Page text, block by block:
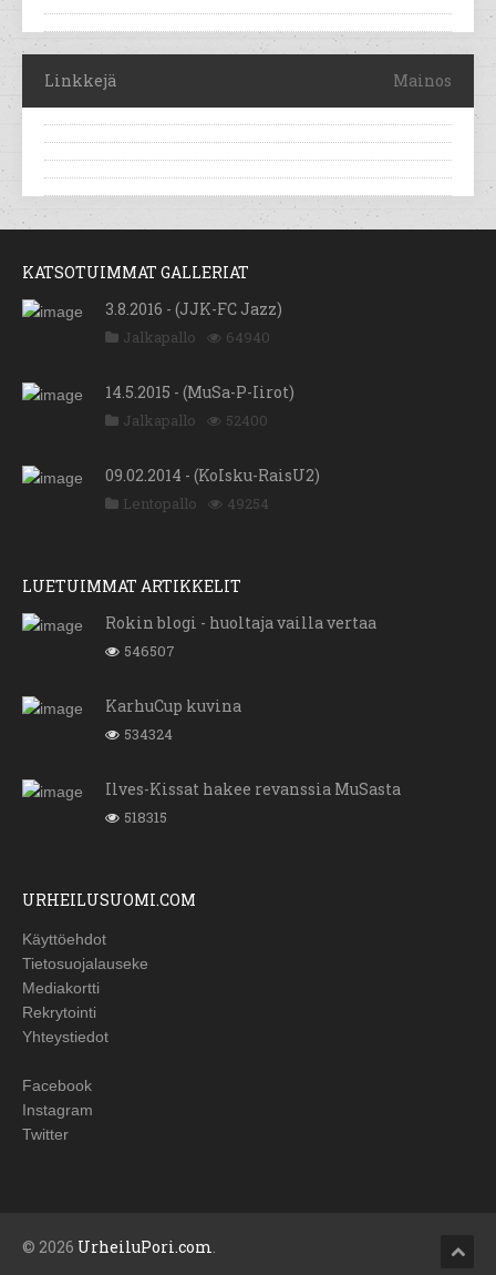
Linkkejä Mainos
KATSOTUIMMAT GALLERIAT
3.8.2016 - (JJK-FC Jazz)
Jalkapallo 64940
14.5.2015 - (MuSa-P-Iirot)
Jalkapallo 52400
09.02.2014 - (KoIsku-RaisU2)
Lentopallo 49254
LUETUIMMAT ARTIKKELIT
Rokin blogi - huoltaja vailla vertaa
546507
KarhuCup kuvina
534324
Ilves-Kissat hakee revanssia MuSasta
518315
URHEILUSUOMI.COM
Käyttöehdot
Tietosuojalauseke
Mediakortti
Rekrytointi
Yhteystiedot
Facebook
Instagram
Twitter
© 2026 UrheiluPori.com.